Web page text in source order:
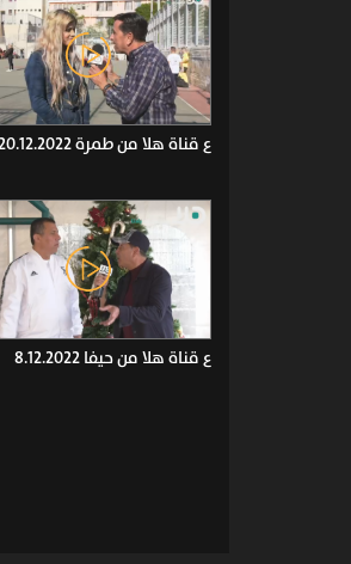
ع قناة هلا من طمرة 20.12.2022
ع قناة هلا من حيفا 8.12.2022